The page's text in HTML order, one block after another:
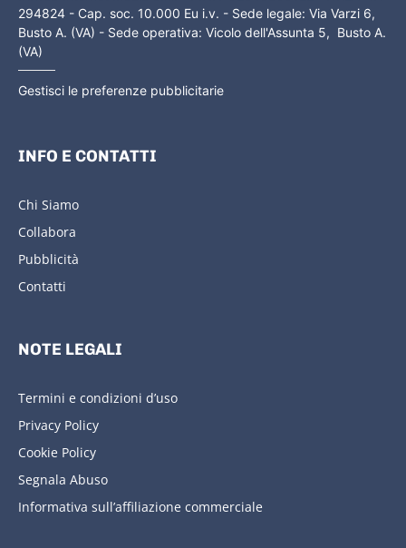
294824 - Cap. soc. 10.000 Eu i.v. - Sede legale: Via Varzi 6,
Busto A. (VA) - Sede operativa: Vicolo dell'Assunta 5, Busto A.
(VA)
Gestisci le preferenze pubblicitarie
INFO E CONTATTI
Chi Siamo
Collabora
Pubblicità
Contatti
NOTE LEGALI
Termini e condizioni d’uso
Privacy Policy
Cookie Policy
Segnala Abuso
Informativa sull’affiliazione commerciale